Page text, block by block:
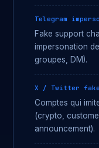
Telegram
Fake support
impersonation
groupes, DM).
X / Twitter fake
Comptes qui
(crypto,
announcement).